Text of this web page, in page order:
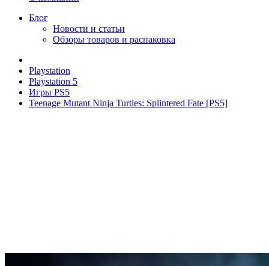
Блог
Новости и статьи
Обзоры товаров и распаковка
Playstation
Playstation 5
Игры PS5
Teenage Mutant Ninja Turtles: Splintered Fate [PS5]